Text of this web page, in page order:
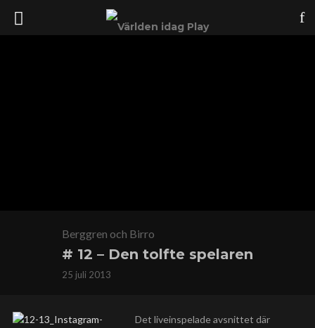
Berggren och Birro
# 12 – Den tolfte spelaren
25 juli 2013
Det liveinspelade avsnittet där